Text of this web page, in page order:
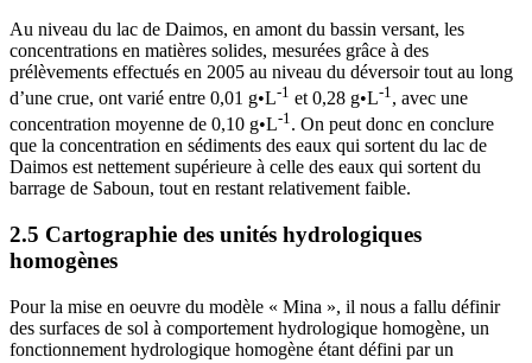
Au niveau du lac de Daimos, en amont du bassin versant, les
concentrations en matières solides, mesurées grâce à des
prélèvements effectués en 2005 au niveau du déversoir tout au long
d’une crue, ont varié entre 0,01 g•L‑1 et 0,28 g•L‑1 , avec une
concentration moyenne de 0,10 g•L‑1. On peut donc en conclure
que la concentration en sédiments des eaux qui sortent du lac de
Daimos est nettement supérieure à celle des eaux qui sortent du
barrage de Saboun, tout en restant relativement faible.
2.5 Cartographie des unités hydrologiques
homogènes
Pour la mise en oeuvre du modèle « Mina », il nous a fallu définir
des surfaces de sol à comportement hydrologique homogène, un
fonctionnement hydrologique homogène étant défini par un